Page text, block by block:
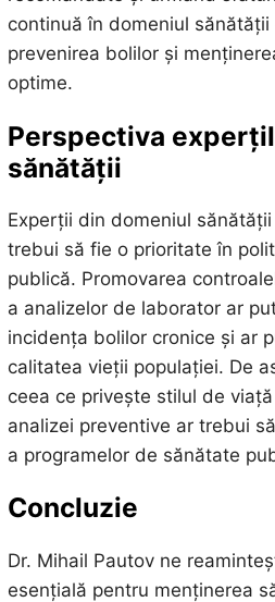
continuă în domeniul
prevenirea bolilor și
optime.
Perspectiva
sănătății
Experții din domeniul
trebui să fie o prioritate în
publică. Promovarea
a analizelor de laborator ar
incidența bolilor cronice și ar
calitatea vieții populației. De
ceea ce privește stilul de
analizei preventive ar trebui
a programelor de sănătate
Concluzie
Dr. Mihail Pautov ne
esențială pentru menținerea